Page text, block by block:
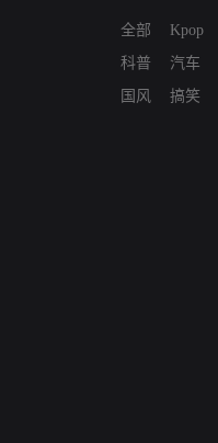
全部
科普
国风
Kpop
汽车
搞笑